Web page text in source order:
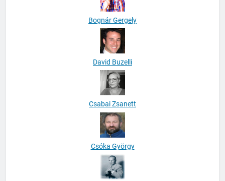
Bognár Gergely
David Buzelli
Csabai Zsanett
Csóka György